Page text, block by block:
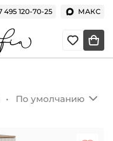
495 120-70-25 МАКС
• По умолчанию